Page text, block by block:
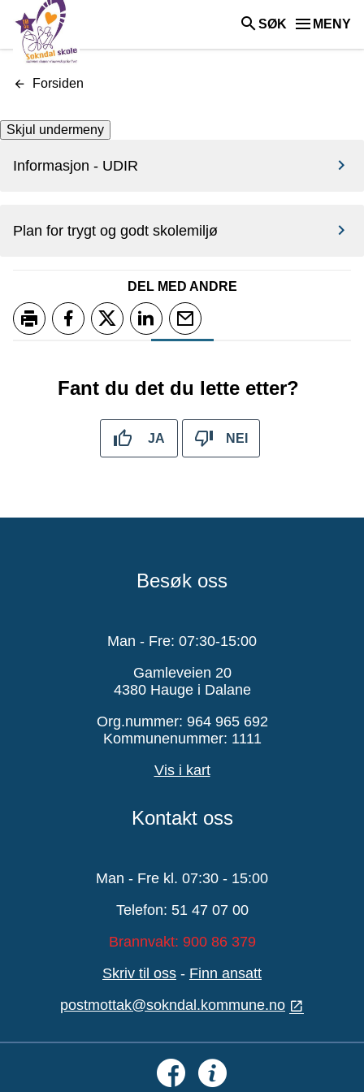
skole
SØK MENY
Du
Forsiden
Skjul undermeny
Informasjon - UDIR
Plan for trygt og godt skolemiljø
DEL MED ANDRE
Del på Facebook
Del på Twitter
Del på LinkedIn
Tips en venn
Fant du det du lette etter?
JA NEI
Besøk oss
Man - Fre: 07:30-15:00
Gamleveien 20
4380 Hauge i Dalane
Org.nummer: 964 965 692
Kommunenummer: 1111
Vis i kart
Kontakt oss
Man - Fre kl. 07:30 - 15:00
Telefon: 51 47 07 00
Brannvakt: 900 86 379
Skriv til oss - Finn ansatt
postmottak@sokndal.kommune.no